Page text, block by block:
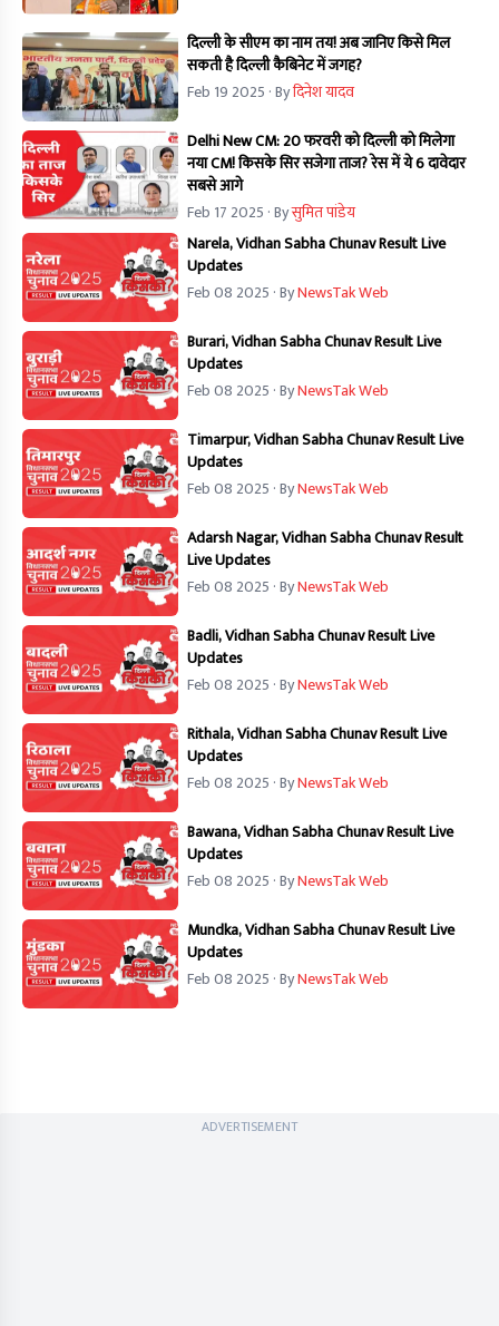
दिल्ली के सीएम का नाम तय! अब जानिए किसे मिल
सकती है दिल्ली कैबिनेट में जगह?
Feb 19 2025 · Byदिनेश यादव
Delhi New CM: 20 फरवरी को दिल्ली को मिलेगा
नया CM! किसके सिर सजेगा ताज? रेस में ये 6 दावेदार
सबसे आगे
Feb 17 2025 · Byसुमित पांडेय
Narela, Vidhan Sabha Chunav Result Live
Updates
Feb 08 2025 · ByNewsTak Web
Burari, Vidhan Sabha Chunav Result Live
Updates
Feb 08 2025 · ByNewsTak Web
Timarpur, Vidhan Sabha Chunav Result Live
Updates
Feb 08 2025 · ByNewsTak Web
Adarsh Nagar, Vidhan Sabha Chunav Result
Live Updates
Feb 08 2025 · ByNewsTak Web
Badli, Vidhan Sabha Chunav Result Live
Updates
Feb 08 2025 · ByNewsTak Web
Rithala, Vidhan Sabha Chunav Result Live
Updates
Feb 08 2025 · ByNewsTak Web
Bawana, Vidhan Sabha Chunav Result Live
Updates
Feb 08 2025 · ByNewsTak Web
Mundka, Vidhan Sabha Chunav Result Live
Updates
Feb 08 2025 · ByNewsTak Web
ADVERTISEMENT